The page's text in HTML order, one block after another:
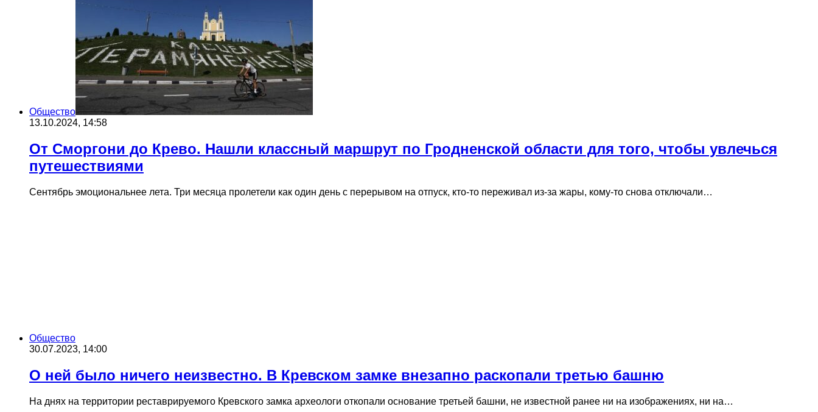
Общество
13.10.2024, 14:58
От Сморгони до Крево. Нашли классный маршрут по Гродненской области для того, чтобы увлечься
путешествиями
Сентябрь эмоциональнее лета. Три месяца пролетели как один день с перерывом на отпуск, кто-то переживал из-за жары, кому-то снова отключали…
Общество
30.07.2023, 14:00
О ней было ничего неизвестно. В Кревском замке внезапно раскопали третью башню
На днях на территории реставрируемого Кревского замка археологи откопали основание третьей башни, не известной ранее ни на изображениях, ни на…